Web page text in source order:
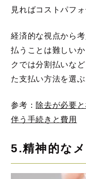
見ればコストパフ
経済的な視点から
払うことは難しい
クでは分割払いな
た支払い方法を選ぶ
参考： 除去が必要
伴う手続きと費用
5.精神的な